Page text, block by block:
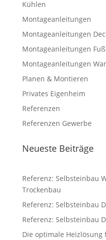
Kühlen
Montageanleitungen
Montageanleitungen
Montageanleitungen
Montageanleitungen
Planen & Montieren
Privates Eigenheim
Referenzen
Referenzen Gewerbe
Neueste Beiträge
Referenz: Selbsteinbau
Trockenbau
Referenz: Selbsteinbau
Referenz: Selbsteinbau
Die optimale Heizlösung